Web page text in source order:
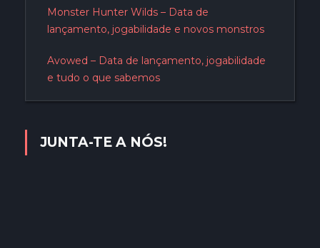
Monster Hunter Wilds – Data de
lançamento, jogabilidade e novos monstros
Avowed – Data de lançamento, jogabilidade
e tudo o que sabemos
JUNTA-TE A NÓS!